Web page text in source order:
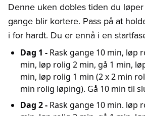
Denne uken dobles tiden du
gange blir kortere. Pass på at
i for hardt. Du er ennå i en
Dag 1 - Rask gange 10 min, løp
min, løp rolig 2 min, gå 1 min,
min, løp rolig 1 min (2 x 2 min
min rolig løping). Gå 10 min til
Dag 2 - Rask gange 10 min. løp